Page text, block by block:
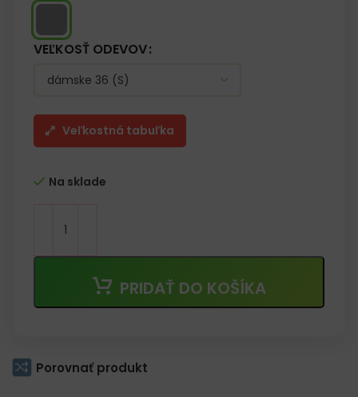
VEĽKOSŤ ODEVOV
Veľkostná tabuľka
Na sklade
PRIDAŤ DO KOŠÍKA
Porovnať produkt